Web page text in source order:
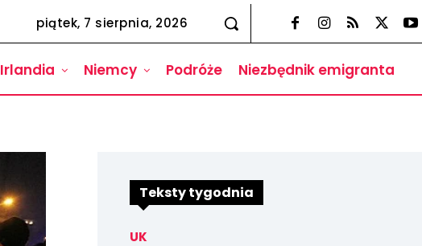
piątek, 7 sierpnia, 2026
Irlandia Niemcy Podróże Niezbędnik emigranta
Teksty tygodnia
UK